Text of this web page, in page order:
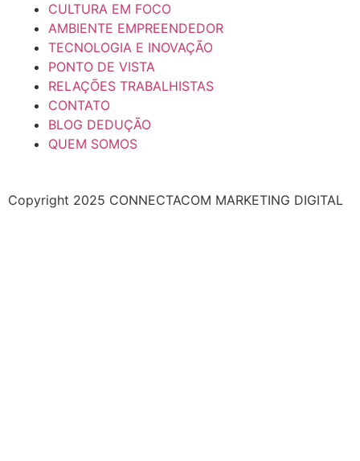
CULTURA EM FOCO
AMBIENTE EMPREENDEDOR
TECNOLOGIA E INOVAÇÃO
PONTO DE VISTA
RELAÇÕES TRABALHISTAS
CONTATO
BLOG DEDUÇÃO
QUEM SOMOS
Copyright 2025 CONNECTACOM MARKETING DIGITAL